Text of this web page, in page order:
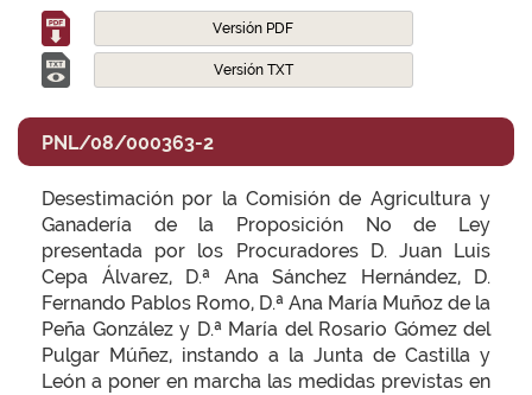
Versión PDF
Versión TXT
PNL/08/000363-2
Desestimación por la Comisión de Agricultura y
Ganadería de la Proposición No de Ley
presentada por los Procuradores D. Juan Luis
Cepa Álvarez, D.ª Ana Sánchez Hernández, D.
Fernando Pablos Romo, D.ª Ana María Muñoz de la
Peña González y D.ª María del Rosario Gómez del
Pulgar Múñez, instando a la Junta de Castilla y
León a poner en marcha las medidas previstas en